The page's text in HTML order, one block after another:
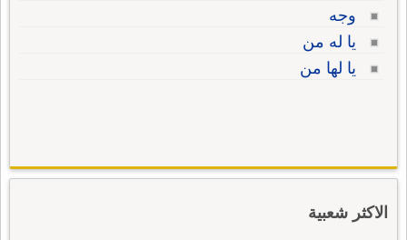
وجه
يا له من
يا لها من
الاكثر شعبية